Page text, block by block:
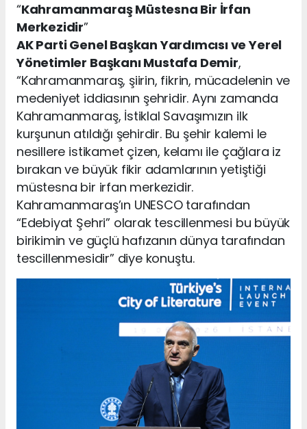
“Kahramanmaraş Müstesna Bir İrfan
Merkezidir”
AK Parti Genel Başkan Yardımcısı ve Yerel
Yönetimler Başkanı Mustafa Demir,
“Kahramanmaraş, şiirin, fikrin, mücadelenin ve
medeniyet iddiasının şehridir. Aynı zamanda
Kahramanmaraş, İstiklal Savaşımızın ilk
kurşunun atıldığı şehirdir. Bu şehir kalemi le
nesillere istikamet çizen, kelamı ile çağlara iz
bırakan ve büyük fikir adamlarının yetiştiği
müstesna bir irfan merkezidir.
Kahramanmaraş’ın UNESCO tarafından
“Edebiyat Şehri” olarak tescillenmesi bu büyük
birikimin ve güçlü hafızanın dünya tarafından
tescillenmesidir” diye konuştu.